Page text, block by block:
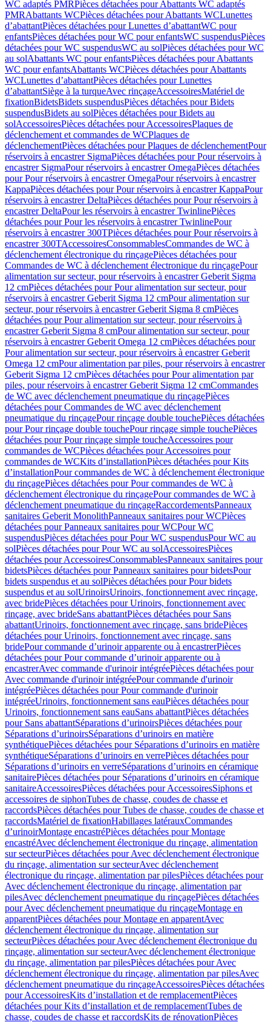
WC adaptés PMRPièces détachées pour Abattants WC adaptés
PMRAbattants WCPièces détachées pour Abattants WCLunettes
d’abattantPièces détachées pour Lunettes d’abattantWC pour
enfantsPièces détachées pour WC pour enfantsWC suspendusPièces
détachées pour WC suspendusWC au solPièces détachées pour WC
au solAbattants WC pour enfantsPièces détachées pour Abattants
WC pour enfantsAbattants WCPièces détachées pour Abattants
WCLunettes d’abattantPièces détachées pour Lunettes
d’abattantSiège à la turqueAvec rinçageAccessoiresMatériel de
fixationBidetsBidets suspendusPièces détachées pour Bidets
suspendusBidets au solPièces détachées pour Bidets au
solAccessoiresPièces détachées pour AccessoiresPlaques de
déclenchement et commandes de WCPlaques de
déclenchementPièces détachées pour Plaques de déclenchementPour
réservoirs à encastrer SigmaPièces détachées pour Pour réservoirs à
encastrer SigmaPour réservoirs à encastrer OmegaPièces détachées
pour Pour réservoirs à encastrer OmegaPour réservoirs à encastrer
KappaPièces détachées pour Pour réservoirs à encastrer KappaPour
réservoirs à encastrer DeltaPièces détachées pour Pour réservoirs à
encastrer DeltaPour les réservoirs à encastrer TwinlinePièces
détachées pour Pour les réservoirs à encastrer TwinlinePour
réservoirs à encastrer 300TPièces détachées pour Pour réservoirs à
encastrer 300TAccessoiresConsommablesCommandes de WC à
déclenchement électronique du rinçagePièces détachées pour
Commandes de WC à déclenchement électronique du rinçagePour
alimentation sur secteur, pour réservoirs à encastrer Geberit Sigma
12 cmPièces détachées pour Pour alimentation sur secteur, pour
réservoirs à encastrer Geberit Sigma 12 cmPour alimentation sur
secteur, pour réservoirs à encastrer Geberit Sigma 8 cmPièces
détachées pour Pour alimentation sur secteur, pour réservoirs à
encastrer Geberit Sigma 8 cmPour alimentation sur secteur, pour
réservoirs à encastrer Geberit Omega 12 cmPièces détachées pour
Pour alimentation sur secteur, pour réservoirs à encastrer Geberit
Omega 12 cmPour alimentation par piles, pour réservoirs à encastrer
Geberit Sigma 12 cmPièces détachées pour Pour alimentation par
piles, pour réservoirs à encastrer Geberit Sigma 12 cmCommandes
de WC avec déclenchement pneumatique du rinçagePièces
détachées pour Commandes de WC avec déclenchement
pneumatique du rinçagePour rinçage double touchePièces détachées
pour Pour rinçage double touchePour rinçage simple touchePièces
détachées pour Pour rinçage simple toucheAccessoires pour
commandes de WCPièces détachées pour Accessoires pour
commandes de WCKits d’installationPièces détachées pour Kits
d’installationPour commandes de WC à déclenchement électronique
du rinçagePièces détachées pour Pour commandes de WC à
déclenchement électronique du rinçagePour commandes de WC à
déclenchement pneumatique du rinçageRaccordementsPanneaux
sanitaires Geberit MonolithPanneaux sanitaires pour WCPièces
détachées pour Panneaux sanitaires pour WCPour WC
suspendusPièces détachées pour Pour WC suspendusPour WC au
solPièces détachées pour Pour WC au solAccessoiresPièces
détachées pour AccessoiresConsommablesPanneaux sanitaires pour
bidetsPièces détachées pour Panneaux sanitaires pour bidetsPour
bidets suspendus et au solPièces détachées pour Pour bidets
suspendus et au solUrinoirsUrinoirs, fonctionnement avec rinçage,
avec bridePièces détachées pour Urinoirs, fonctionnement avec
rinçage, avec brideSans abattantPièces détachées pour Sans
abattantUrinoirs, fonctionnement avec rinçage, sans bridePièces
détachées pour Urinoirs, fonctionnement avec rinçage, sans
bridePour commande d’urinoir apparente ou à encastrerPièces
détachées pour Pour commande d’urinoir apparente ou à
encastrerAvec commande d'urinoir intégréePièces détachées pour
Avec commande d'urinoir intégréePour commande d'urinoir
intégréePièces détachées pour Pour commande d'urinoir
intégréeUrinoirs, fonctionnement sans eauPièces détachées pour
Urinoirs, fonctionnement sans eauSans abattantPièces détachées
pour Sans abattantSéparations d’urinoirsPièces détachées pour
Séparations d’urinoirsSéparations d’urinoirs en matière
synthétiquePièces détachées pour Séparations d’urinoirs en matière
synthétiqueSéparations d’urinoirs en verrePièces détachées pour
Séparations d’urinoirs en verreSéparations d’urinoirs en céramique
sanitairePièces détachées pour Séparations d’urinoirs en céramique
sanitaireAccessoiresPièces détachées pour AccessoiresSiphons et
accessoires de siphonTubes de chasse, coudes de chasse et
raccordsPièces détachées pour Tubes de chasse, coudes de chasse et
raccordsMatériel de fixationHabillages latérauxCommandes
dʼurinoirMontage encastréPièces détachées pour Montage
encastréAvec déclenchement électronique du rinçage, alimentation
sur secteurPièces détachées pour Avec déclenchement électronique
du rinçage, alimentation sur secteurAvec déclenchement
électronique du rinçage, alimentation par pilesPièces détachées pour
Avec déclenchement électronique du rinçage, alimentation par
pilesAvec déclenchement pneumatique du rinçagePièces détachées
pour Avec déclenchement pneumatique du rinçageMontage en
apparentPièces détachées pour Montage en apparentAvec
déclenchement électronique du rinçage, alimentation sur
secteurPièces détachées pour Avec déclenchement électronique du
rinçage, alimentation sur secteurAvec déclenchement électronique
du rinçage, alimentation par pilesPièces détachées pour Avec
déclenchement électronique du rinçage, alimentation par pilesAvec
déclenchement pneumatique du rinçageAccessoiresPièces détachées
pour AccessoiresKits d’installation et de remplacementPièces
détachées pour Kits d’installation et de remplacementTubes de
chasse, coudes de chasse et raccordsKits de rénovationPièces